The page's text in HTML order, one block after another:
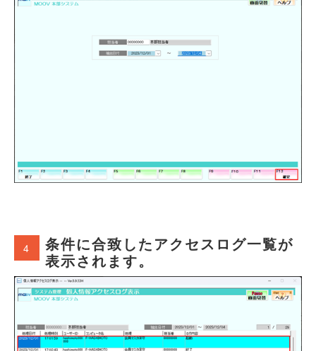
4
条件に合致したアクセスログ一覧が
表示されます。